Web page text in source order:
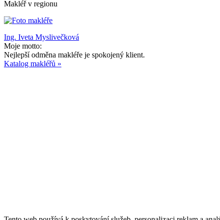
Makléř v regionu
Ing. Iveta Myslivečková
Moje motto:
Nejlepší odměna makléře je spokojený klient.
Katalog makléřů »